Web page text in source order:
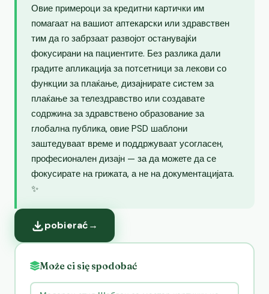
Овие примероци за кредитни картички им
помагаат на вашиот аптекарски или здравствен
тим да го забрзаат развојот останувајќи
фокусирани на пациентите. Без разлика дали
градите апликација за потсетници за лекови со
функции за плаќање, дизајнирате систем за
плаќање за телездравство или создавате
содржина за здравствено образование за
глобална публика, овие PSD шаблони
заштедуваат време и поддржуваат усогласен,
професионален дизајн — за да можете да се
фокусирате на грижата, а не на документацијата.
✨
pobierać→
Może ci się spodobać